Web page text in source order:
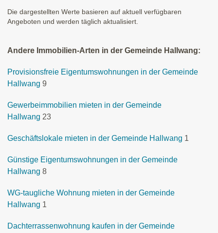
Die dargestellten Werte basieren auf aktuell verfügbaren
Angeboten und werden täglich aktualisiert.
Andere Immobilien-Arten in der Gemeinde Hallwang:
Provisionsfreie Eigentumswohnungen in der Gemeinde
Hallwang 9
Gewerbeimmobilien mieten in der Gemeinde
Hallwang 23
Geschäftslokale mieten in der Gemeinde Hallwang 1
Günstige Eigentumswohnungen in der Gemeinde
Hallwang 8
WG-taugliche Wohnung mieten in der Gemeinde
Hallwang 1
Dachterrassenwohnung kaufen in der Gemeinde